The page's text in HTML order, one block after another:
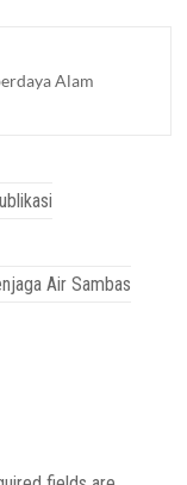
Alam
Air Sambas